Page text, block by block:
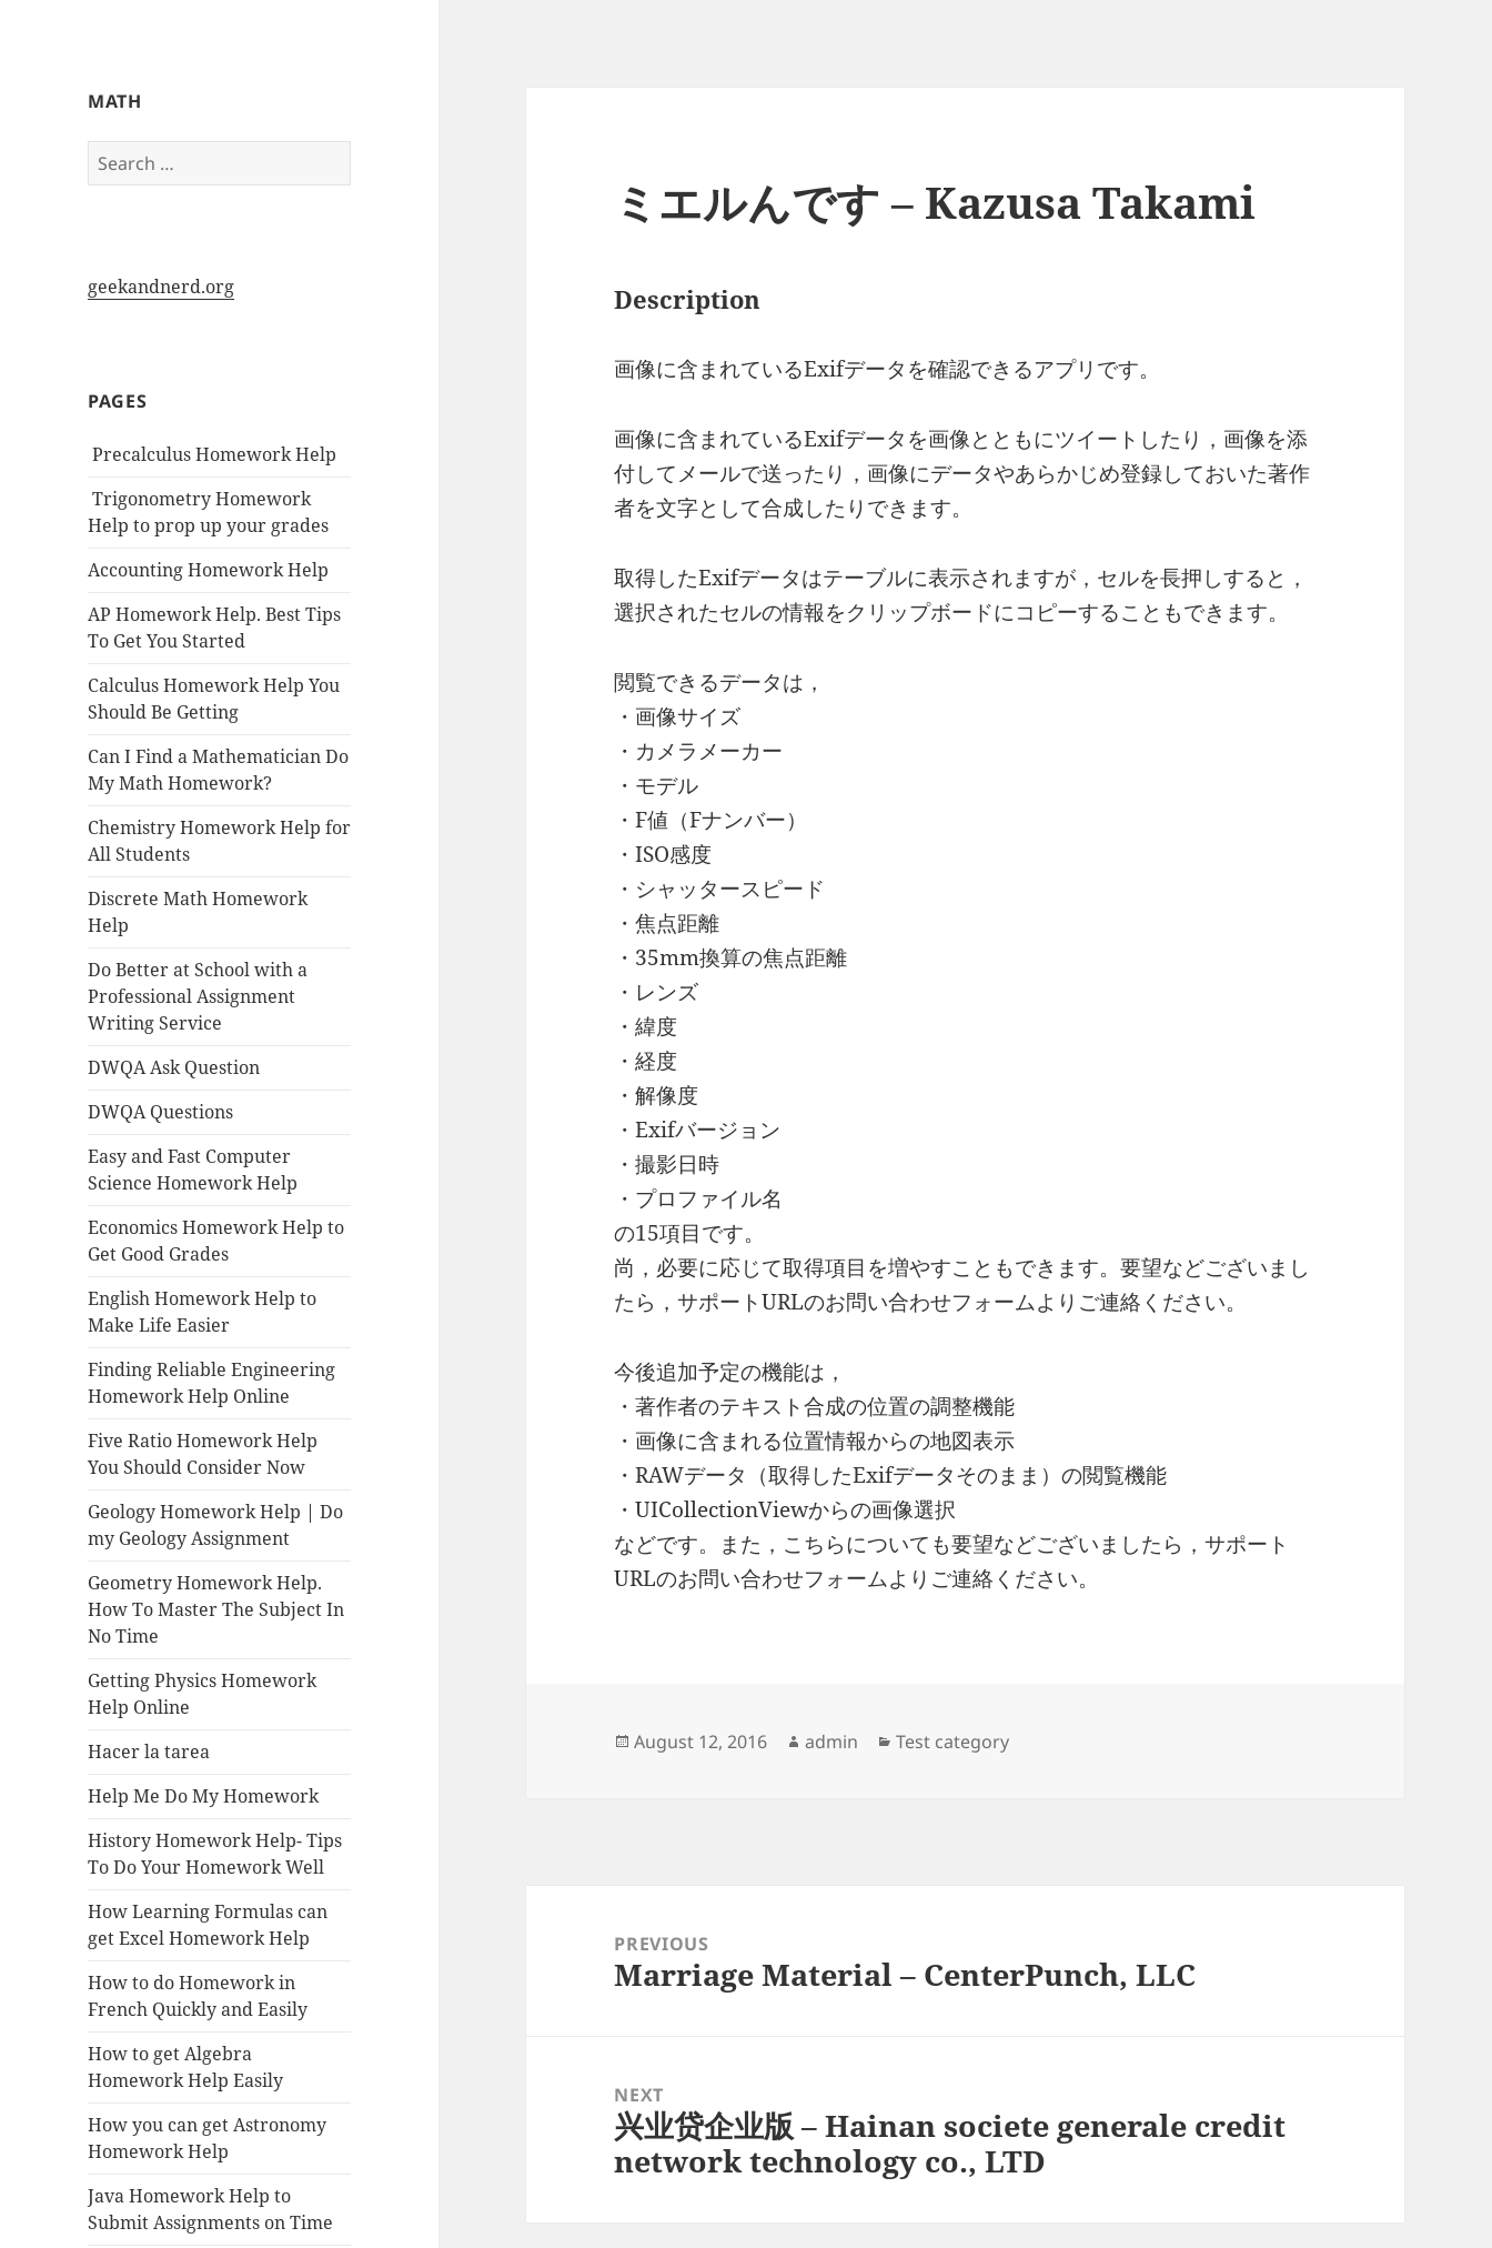
My-HW.org
MATH
Search
for:
geekandnerd.org
PAGES
Precalculus Homework Help
Trigonometry Homework
Help to prop up your grades
Accounting Homework Help
AP Homework Help. Best Tips
To Get You Started
Calculus Homework Help You
Should Be Getting
Can I Find a Mathematician Do
My Math Homework?
Chemistry Homework Help for
All Students
Discrete Math Homework
Help
Do Better at School with a
Professional Assignment
Writing Service
DWQA Ask Question
DWQA Questions
Easy and Fast Computer
Science Homework Help
Economics Homework Help to
Get Good Grades
English Homework Help to
Make Life Easier
Finding Reliable Engineering
Homework Help Online
Five Ratio Homework Help
You Should Consider Now
Geology Homework Help | Do
my Geology Assignment
Geometry Homework Help.
How To Master The Subject In
No Time
Getting Physics Homework
Help Online
Hacer la tarea
Help Me Do My Homework
History Homework Help- Tips
To Do Your Homework Well
How Learning Formulas can
get Excel Homework Help
How to do Homework in
French Quickly and Easily
How to get Algebra
Homework Help Easily
How you can get Astronomy
Homework Help
Java Homework Help to
Submit Assignments on Time
ミエルんです – Kazusa Takami
Description
画像に含まれているExifデータを確認できるアプリです。
画像に含まれているExifデータを画像とともにツイートしたり，画像を添
付してメールで送ったり，画像にデータやあらかじめ登録しておいた著作
者を文字として合成したりできます。
取得したExifデータはテーブルに表示されますが，セルを長押しすると，
選択されたセルの情報をクリップボードにコピーすることもできます。
閲覧できるデータは，
・画像サイズ
・カメラメーカー
・モデル
・F値（Fナンバー）
・ISO感度
・シャッタースピード
・焦点距離
・35mm換算の焦点距離
・レンズ
・緯度
・経度
・解像度
・Exifバージョン
・撮影日時
・プロファイル名
の15項目です。
尚，必要に応じて取得項目を増やすこともできます。要望などございまし
たら，サポートURLのお問い合わせフォームよりご連絡ください。
今後追加予定の機能は，
・著作者のテキスト合成の位置の調整機能
・画像に含まれる位置情報からの地図表示
・RAWデータ（取得したExifデータそのまま）の閲覧機能
・UICollectionViewからの画像選択
などです。また，こちらについても要望などございましたら，サポート
URLのお問い合わせフォームよりご連絡ください。
Posted
August 12, 2016 Author
admin Categories
Test category
navigationPREVIOUS
Previous
Marriage Material – CenterPunch, LLC
NEXT
Next
post:
兴业贷企业版 – Hainan societe generale credit
network technology co., LTD